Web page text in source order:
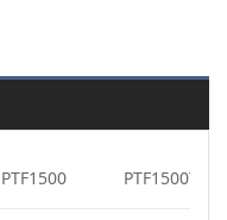
PTF1500 PTF1500T